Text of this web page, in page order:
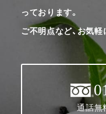
っております。
ご不明点など、お気
通話無